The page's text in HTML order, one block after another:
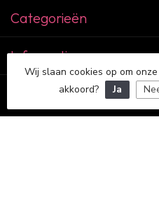
Categorieën
Informatie
Mijn account
Wij slaan cookies op om
akkoord?
Ja